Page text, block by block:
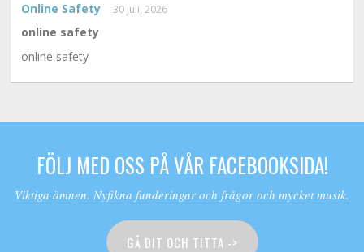
Online Safety 30 juli, 2026
online safety
online safety
FÖLJ MED OSS PÅ VÅR FACEBOOKSIDA!
Viktiga ämnen. Nyfikna funderingar och frågor och mycket musik.
GÅ DIT OCH TITTA ->